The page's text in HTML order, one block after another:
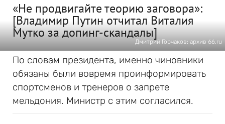
«Не продвигайте теорию заговора»:
[Владимир Путин отчитал Виталия
Мутко за допинг-скандалы]
Дмитрий Горчаков; архив 66.ru
По словам президента, именно чиновники
обязаны были вовремя проинформировать
спортсменов и тренеров о запрете
мельдония. Министр с этим согласился.